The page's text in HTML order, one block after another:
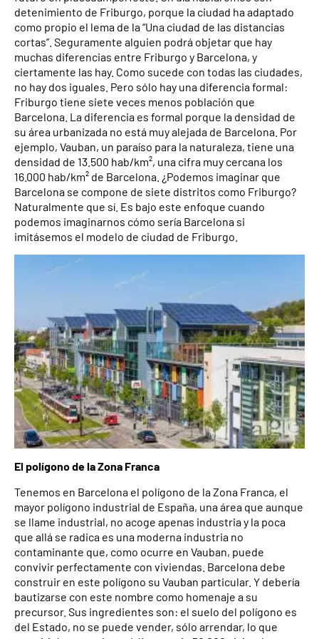
detenimiento de Friburgo, porque la ciudad ha adaptado
como propio el lema de la “Una ciudad de las distancias
cortas”. Seguramente alguien podrá objetar que hay
muchas diferencias entre Friburgo y Barcelona, y
ciertamente las hay. Como sucede con todas las ciudades,
no hay dos iguales. Pero sólo hay una diferencia formal:
Friburgo tiene siete veces menos población que
Barcelona. La diferencia es formal porque la densidad de
su área urbanizada no está muy alejada de Barcelona. Por
ejemplo, Vauban, un paraíso para la naturaleza, tiene una
densidad de 13.500 hab/km², una cifra muy cercana los
16.000 hab/km² de Barcelona. ¿Podemos imaginar que
Barcelona se compone de siete distritos como Friburgo?
Naturalmente que sí. Es bajo este enfoque cuando
podemos imaginarnos cómo sería Barcelona si
imitásemos el modelo de ciudad de Friburgo.
El polígono de la Zona Franca
Tenemos en Barcelona el polígono de la Zona Franca, el
mayor polígono industrial de España, una área que aunque
se llame industrial, no acoge apenas industria y la poca
que allá se radica es una moderna industria no
contaminante que, como ocurre en Vauban, puede
convivir perfectamente con viviendas. Barcelona debe
construir en este polígono su Vauban particular. Y debería
bautizarse con este nombre como homenaje a su
precursor. Sus ingredientes son: el suelo del polígono es
del Estado, no se puede vender, sólo arrendar, lo que